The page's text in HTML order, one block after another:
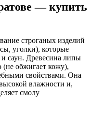
— купить
строганых изделий
уголки), которые
и саун. Древесина липы
(не обжигает кожу),
свойствами. Она
влажности и,
смолу